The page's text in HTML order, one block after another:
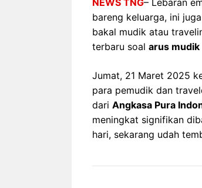
NEWS TNG– Lebaran
bareng keluarga, ini
bakal mudik atau
terbaru soal arus mudik
Jumat, 21 Maret 2025
para pemudik dan
dari Angkasa Pura
meningkat signifikan
hari, sekarang udah